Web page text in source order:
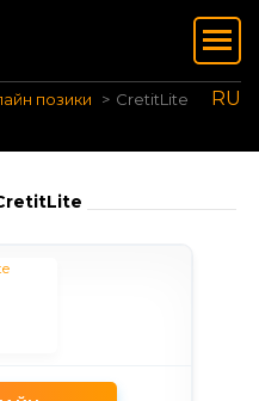
позики CretitLite RU